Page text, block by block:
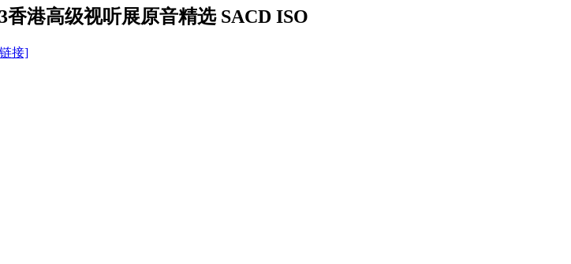
香港高级视听展原音精选 SACD ISO
接]